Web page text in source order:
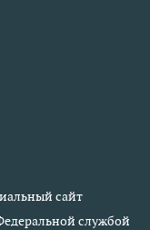
сайт
службой